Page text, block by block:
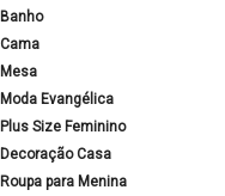
Banho
Cama
Mesa
Moda Evangélica
Plus Size Feminino
Decoração Casa
Roupa para Menina